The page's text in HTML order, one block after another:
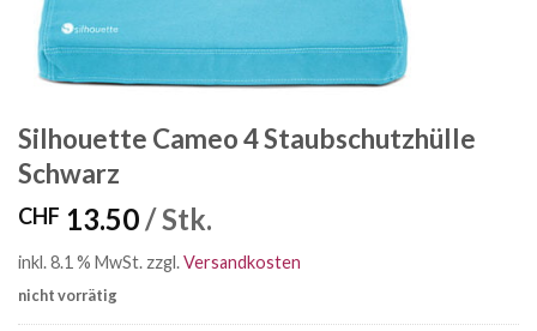
Silhouette Cameo 4 Staubschutzhülle
Schwarz
CHF 13.50/ Stk.
inkl. 8.1 % MwSt. zzgl.Versandkosten
nicht vorrätig